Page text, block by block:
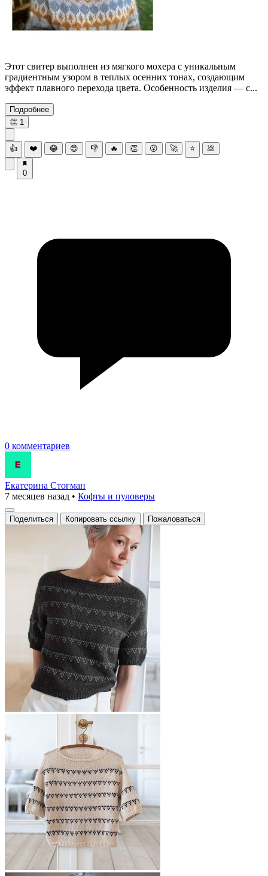
Этот свитер выполнен из мягкого мохера с уникальным
градиентным узором в теплых осенних тонах, создающим
эффект плавного перехода цвета. Особенность изделия — с...
Подробнее
👏 1
👍 ❤️ 😂 😍 👎 🔥 👏 😮 🚀 ⭐ 💩
0
0 комментариев
Екатерина Стогман
7 месяцев назад • Кофты и пуловеры
Поделиться Копировать ссылку Пожаловаться